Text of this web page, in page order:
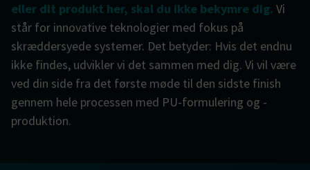
eller dit produkt her, skal du ikke bekymre dig. Vi
står for innovative teknologier med fokus på
skræddersyede systemer. Det betyder: Hvis det endnu
ikke findes, udvikler vi det sammen med dig. Vi vil være
ved din side fra det første møde til den sidste finish
gennem hele processen med PU-formulering og -
produktion.